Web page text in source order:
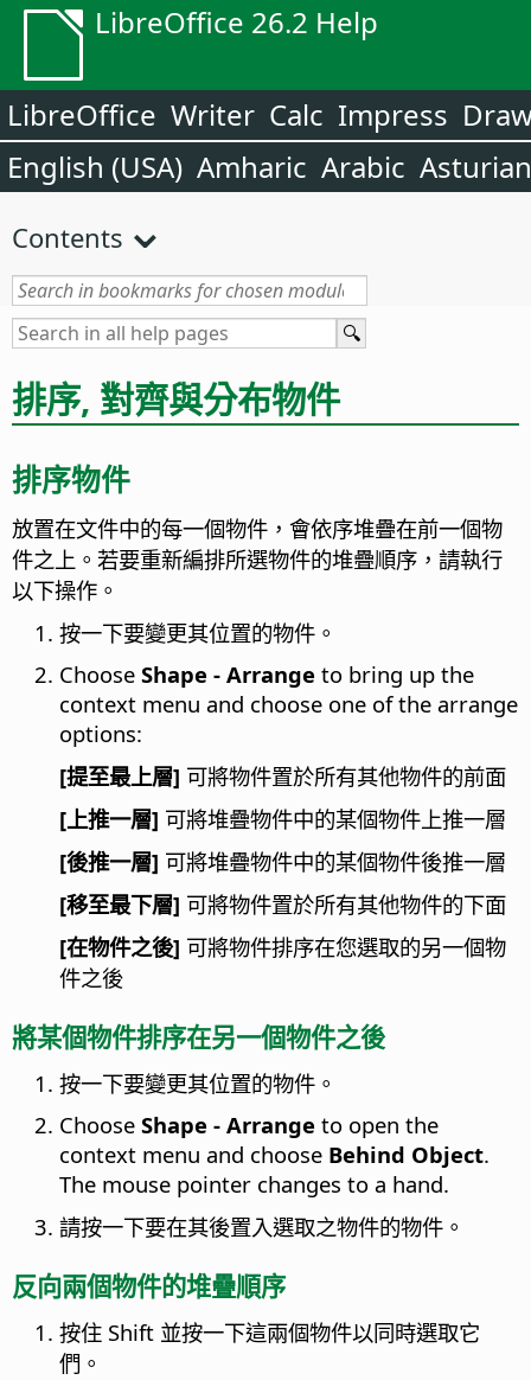
LibreOffice 26.2 Help
LibreOffice Writer Calc Impress
English (USA) Amharic Arabic Asturian
Contents
排序, 對齊與分布物件
排序物件
放置在文件中的每一個物件，會依序堆疊在前一個物
件之上。若要重新編排所選物件的堆疊順序，請執行
以下操作。
按一下要變更其位置的物件。
Choose Shape - Arrange to bring up the
context menu and choose one of the arrange
options:
[提至最上層] 可將物件置於所有其他物件的前面
[上推一層] 可將堆疊物件中的某個物件上推一層
[後推一層] 可將堆疊物件中的某個物件後推一層
[移至最下層] 可將物件置於所有其他物件的下面
[在物件之後] 可將物件排序在您選取的另一個物
件之後
將某個物件排序在另一個物件之後
按一下要變更其位置的物件。
Choose Shape - Arrange to open the
context menu and choose Behind Object.
The mouse pointer changes to a hand.
請按一下要在其後置入選取之物件的物件。
反向兩個物件的堆疊順序
按住 Shift 並按一下這兩個物件以同時選取它
們。